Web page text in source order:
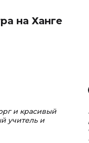
на Ханге
и красивый
учитель и